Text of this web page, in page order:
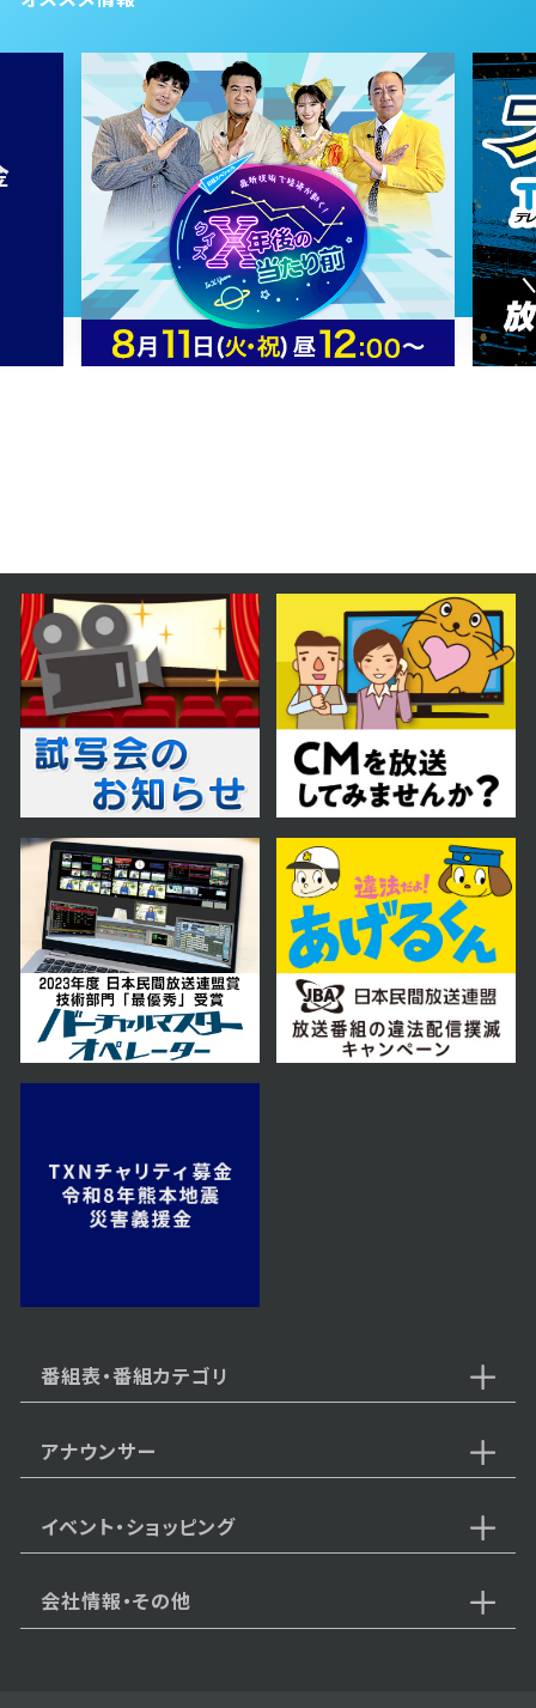
2023年12月14日 放送
第42話
2023年12月13日 放送
第41話
2023年12月11日 放送
第39話
2023年12月08日 放送
第38話
2023年12月07日 放送
第37話
第36話
2023年12月01日 放送
番組表・番組カテゴリ
アナウンサー
イベント・ショッピング
会社情報・その他